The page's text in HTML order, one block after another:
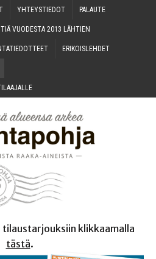
YHTEYS­TIE­DOT PALAU­TE
VUO­DES­TA 2013 LÄHTIEN
ERI­KOIS­LEH­DET
klikkaamalla
tästä.